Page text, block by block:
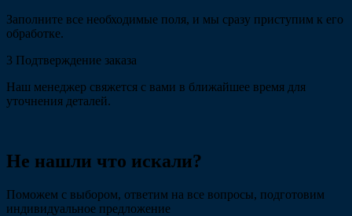
Заполните все необходимые поля, и мы сразу приступим к его
обработке.
3 Подтверждение заказа
Наш менеджер свяжется с вами в ближайшее время для
уточнения деталей.
Не нашли что искали?
Поможем с выбором, ответим на все вопросы, подготовим
индивидуальное предложение